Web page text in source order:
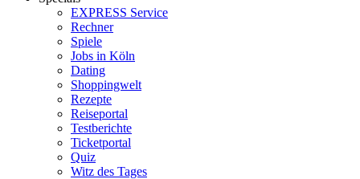
EXPRESS Service
Rechner
Spiele
Jobs in Köln
Dating
Shoppingwelt
Rezepte
Reiseportal
Testberichte
Ticketportal
Quiz
Witz des Tages